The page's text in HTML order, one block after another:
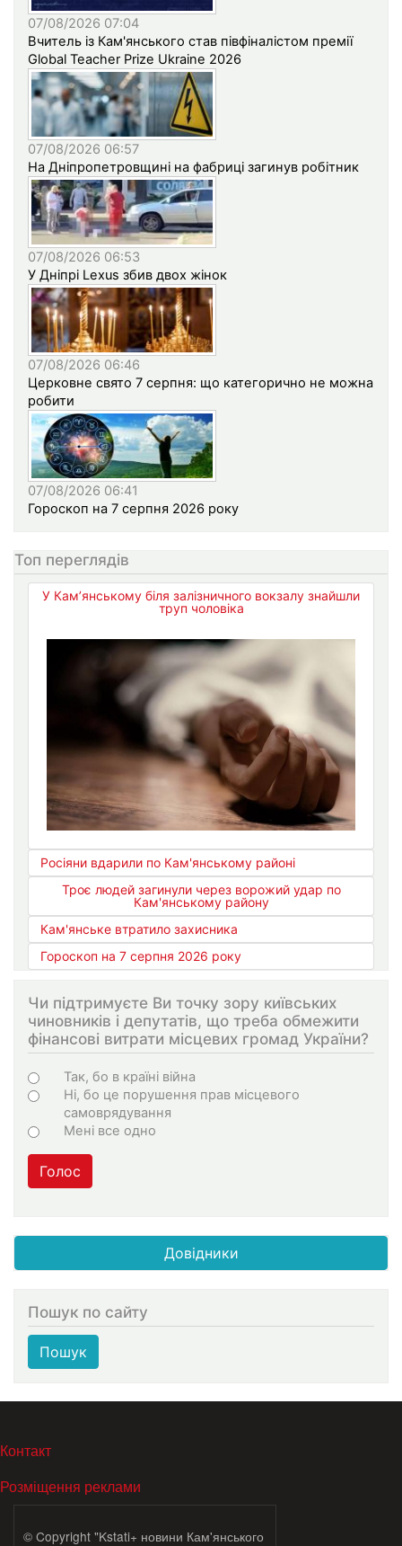
07/08/2026 07:04
Вчитель із Кам'янського став півфіналістом премії
Global Teacher Prize Ukraine 2026
07/08/2026 06:57
На Дніпропетровщині на фабриці загинув робітник
07/08/2026 06:53
У Дніпрі Lexus збив двох жінок
07/08/2026 06:46
Церковне свято 7 серпня: що категорично не можна
робити
07/08/2026 06:41
Гороскоп на 7 серпня 2026 року
Топ переглядів
У Кам’янському біля залізничного вокзалу знайшли
труп чоловіка
Росіяни вдарили по Кам'янському районі
Троє людей загинули через ворожий удар по
Кам'янському району
Кам'янське втратило захисника
Гороскоп на 7 серпня 2026 року
Чи підтримуєте Ви точку зору київських
чиновників і депутатів, що треба обмежити
фінансові витрати місцевих громад України?
Варіанти
Так, бо в країні війна
Ні, бо це порушення прав місцевого
самоврядування
Мені все одно
Голос
Довідники
Пошук по сайту
Пошук
МЕНЮ В ПОДВАЛЕ
Контакт
Розміщення реклами
© Copyright "Kstati+ новини Кам'янського